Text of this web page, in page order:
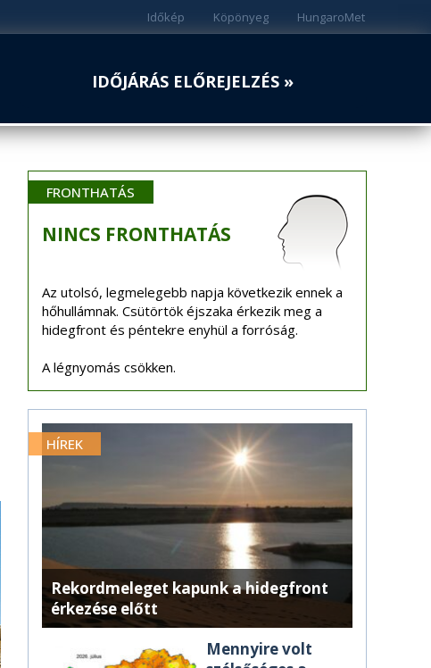
HungaroMet
Köpönyeg
Időkép
IDŐJÁRÁS ELŐREJELZÉS »
FRONTHATÁS
NINCS FRONTHATÁS
Az utolsó, legmelegebb napja következik ennek a
hőhullámnak. Csütörtök éjszaka érkezik meg a
hidegfront és péntekre enyhül a forróság.
A légnyomás csökken.
HÍREK
Rekordmeleget kapunk a hidegfront
érkezése előtt
Mennyire volt